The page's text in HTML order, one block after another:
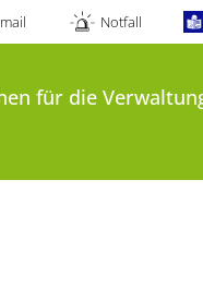
Notfall
für die